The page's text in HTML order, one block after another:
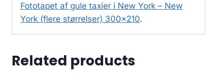
Fototapet af gule taxier i New York – New
York (flere størrelser) 300×210.
Related products